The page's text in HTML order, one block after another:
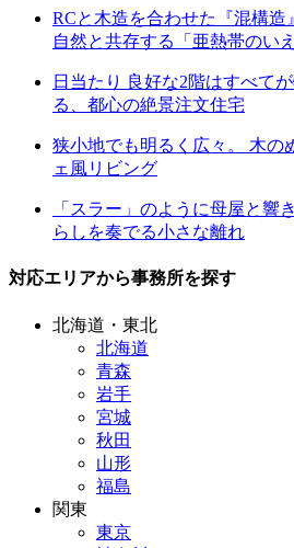
RCと木造を合わせた『混構造
自然と共存する「亜熱帯のいえ
日当たり 良好な2階はすべて
る、都心の絶景注文住宅
狭小地でも明るく広々。 木の
ェ風リビング
「スラー」のように母屋と響
らしを奏でる小さな離れ
対応エリアから事務所を探す
北海道・東北
北海道
青森
岩手
宮城
秋田
山形
福島
関東
東京